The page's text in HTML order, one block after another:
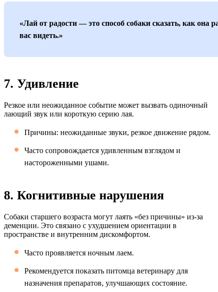
«Лай от радости — это способ собаки сказать, как она
вас видеть.»
7. Удивление
Резкое или неожиданное событие может вызвать одиночный
лающий звук или короткую серию лая.
Причины: неожиданные звуки, резкое движение рядом.
Часто сопровождается удивленным взглядом и
настороженными ушами.
8. Когнитивные нарушения
Собаки старшего возраста могут лаять «без причины» из-за
деменции. Это связано с ухудшением ориентации в
пространстве и внутренним дискомфортом.
Часто проявляется ночным лаем.
Рекомендуется показать питомца ветеринару для
назначения препаратов, улучшающих состояние.